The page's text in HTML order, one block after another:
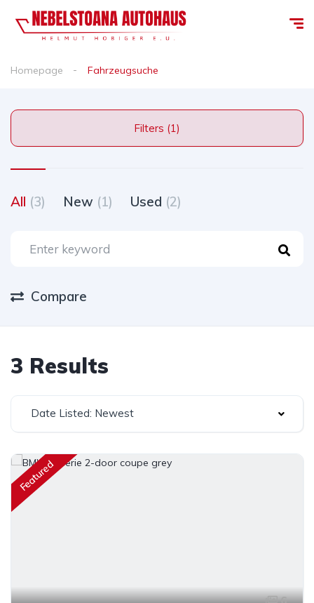
Homepage Fahrzeugsuche
Filters (1)
All (3) New (1) Used (2)
Compare
3 Results
Date Listed: Newest
Featured